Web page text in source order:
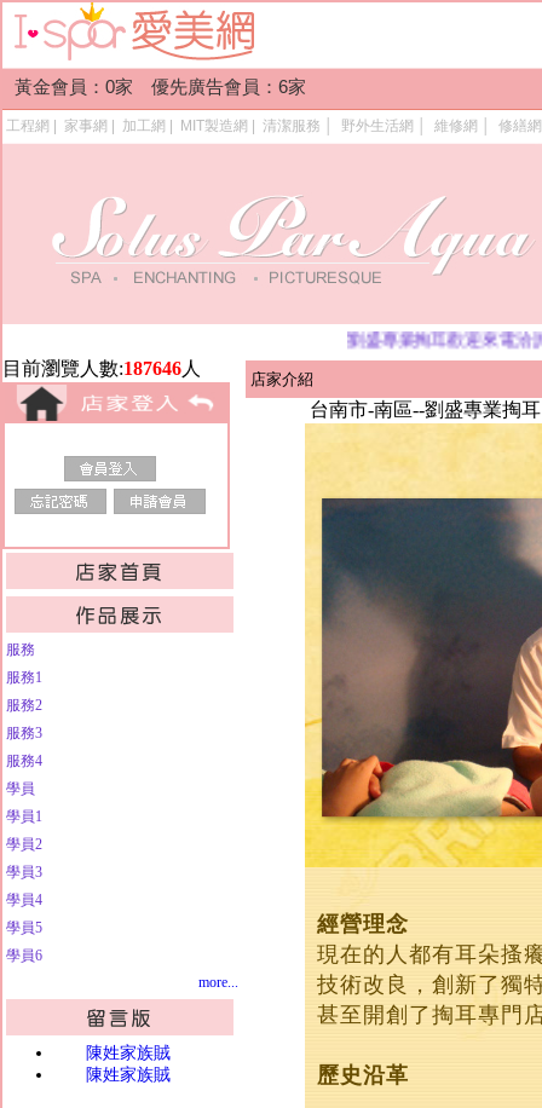
黃金會員：0家 優先廣告會員：6家
工程網 家事網 加工網 MIT製造網 清潔服務 野外生活網 維修網 修繕網
劉盛專業掏耳歡迎來電洽詢，
目前瀏覽人數:187646人
服務
服務1
服務2
服務3
服務4
學員
學員1
學員2
學員3
學員4
學員5
學員6
more...
陳姓家族賊
陳姓家族賊
店家介紹
台南市-南區--劉盛專業掏耳
經營理念
現在的人都有耳朵搔
技術改良，創新了獨
甚至開創了掏耳專門
歷史沿革